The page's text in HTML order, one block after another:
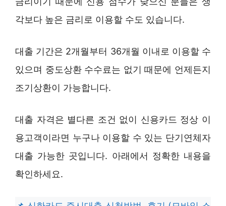
각보다 높은 금리로 이용할 수도 있습니다.
대출 기간은 2개월부터 36개월 이내로 이용할 수
있으며 중도상환 수수료는 없기 때문에 언제든지
조기상환이 가능합니다.
대출 자격은 별다른 조건 없이 신용카드 정상 이
용고객이라면 누구나 이용할 수 있는 단기연체자
대출 가능한 곳입니다. 아래에서 정확한 내용을
확인하세요.